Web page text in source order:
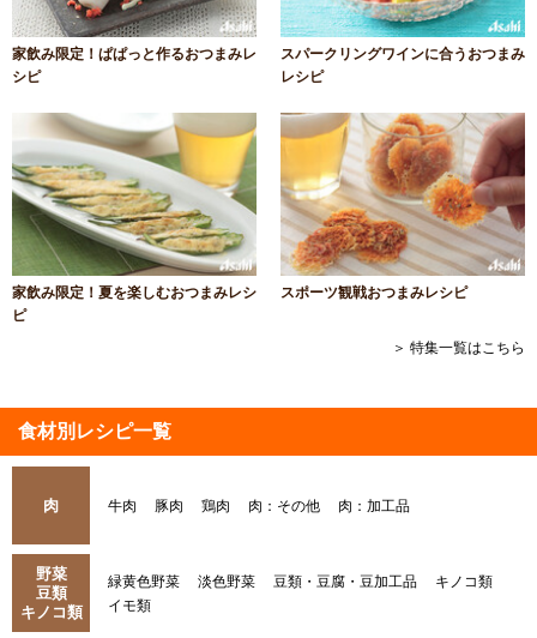
家飲み限定！ぱぱっと作るおつまみレ
シピ
スパークリングワインに合うおつまみ
レシピ
家飲み限定！夏を楽しむおつまみレシ
ピ
スポーツ観戦おつまみレシピ
＞ 特集一覧はこちら
食材別レシピ一覧
肉 牛肉 豚肉 鶏肉 肉：その他 肉：加工品
野菜
豆類
キノコ類
緑黄色野菜 淡色野菜 豆類・豆腐・豆加工品
キノコ類
イモ類